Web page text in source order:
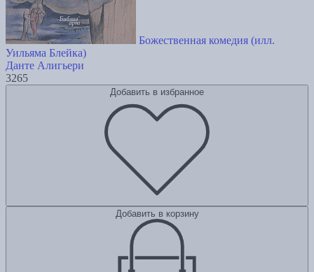
Божественная комедия (илл.
Уильяма Блейка)
Данте Алигьери
3265
Добавить в избранное
Добавить в корзину